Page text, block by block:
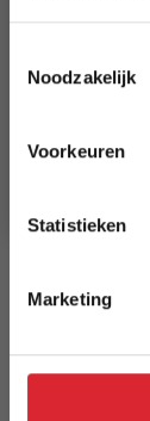
Noodzakelijk
Voorkeuren
Statistieken
Marketing
Schrijf
Levertijd